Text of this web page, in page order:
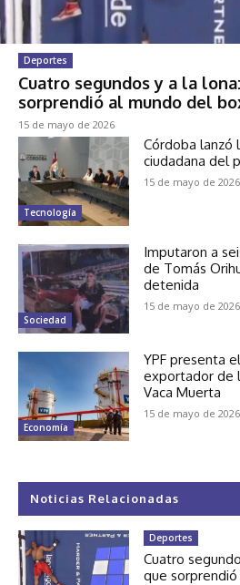
Deportes
Cuatro segundos y a la
sorprendió al mundo del
15 de mayo de 2026
Tecnología
Córdoba lanzó
ciudadana del
15 de mayo de 2026
Sociedad
Imputaron a
de Tomás
detenida
15 de mayo de 2026
Economía
YPF presenta
exportador de
Vaca Muerta
15 de mayo de 2026
Noticias Relacionadas
Deportes
Cuatro
que